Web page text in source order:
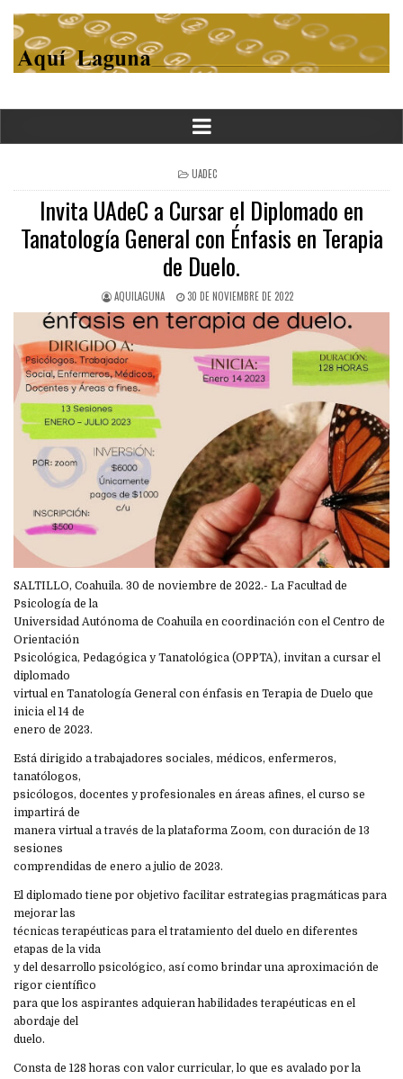
POSTED
IN
UADEC
Invita UAdeC a Cursar el Diplomado en
Tanatología General con Énfasis en Terapia
de Duelo.
AQUILAGUNA 30 DE NOVIEMBRE DE 2022
SALTILLO, Coahuila. 30 de noviembre de 2022.- La Facultad de
Psicología de la
Universidad Autónoma de Coahuila en coordinación con el Centro de
Orientación
Psicológica, Pedagógica y Tanatológica (OPPTA), invitan a cursar el
diplomado
virtual en Tanatología General con énfasis en Terapia de Duelo que
inicia el 14 de
enero de 2023.
Está dirigido a trabajadores sociales, médicos, enfermeros,
tanatólogos,
psicólogos, docentes y profesionales en áreas afines, el curso se
impartirá de
manera virtual a través de la plataforma Zoom, con duración de 13
sesiones
comprendidas de enero a julio de 2023.
El diplomado tiene por objetivo facilitar estrategias pragmáticas para
mejorar las
técnicas terapéuticas para el tratamiento del duelo en diferentes
etapas de la vida
y del desarrollo psicológico, así como brindar una aproximación de
rigor científico
para que los aspirantes adquieran habilidades terapéuticas en el
abordaje del
duelo.
Consta de 128 horas con valor curricular, lo que es avalado por la